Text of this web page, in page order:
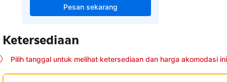
Pesan sekarang
Ketersediaan
Pilih tanggal untuk melihat ketersediaan dan harga akomodasi ini